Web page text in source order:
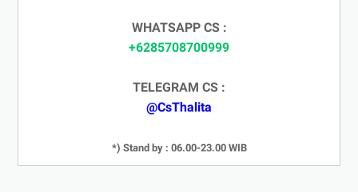
WHATSAPP CS :
+6285708700999
TELEGRAM CS :
@CsThalita
*) Stand by : 06.00-23.00 WIB